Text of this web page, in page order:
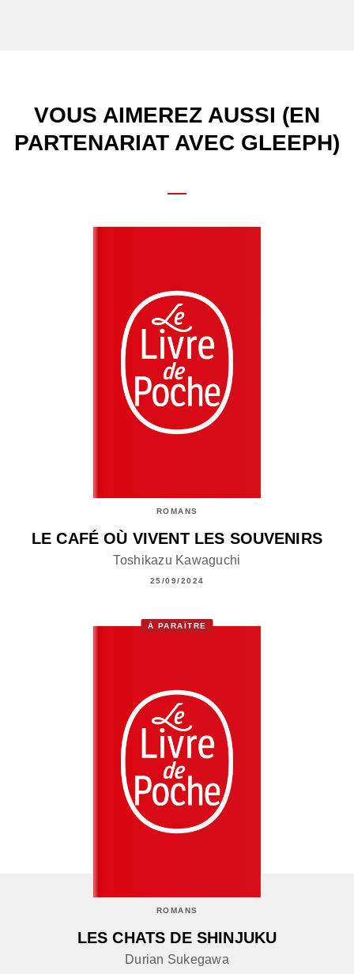
VOUS AIMEREZ AUSSI (EN
PARTENARIAT AVEC GLEEPH)
ROMANS
LE CAFÉ OÙ VIVENT LES SOUVENIRS
Toshikazu Kawaguchi
25/09/2024
À PARAÎTRE
ROMANS
LES CHATS DE SHINJUKU
Durian Sukegawa